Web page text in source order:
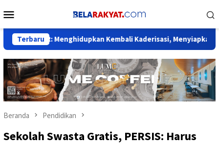
ke
Mobile
TerbaruMenghidupkan Kembali Kaderisasi, Menyiapkan Mata Air
Beranda Pendidikan
Sekolah Swasta Gratis, PERSIS: Harus